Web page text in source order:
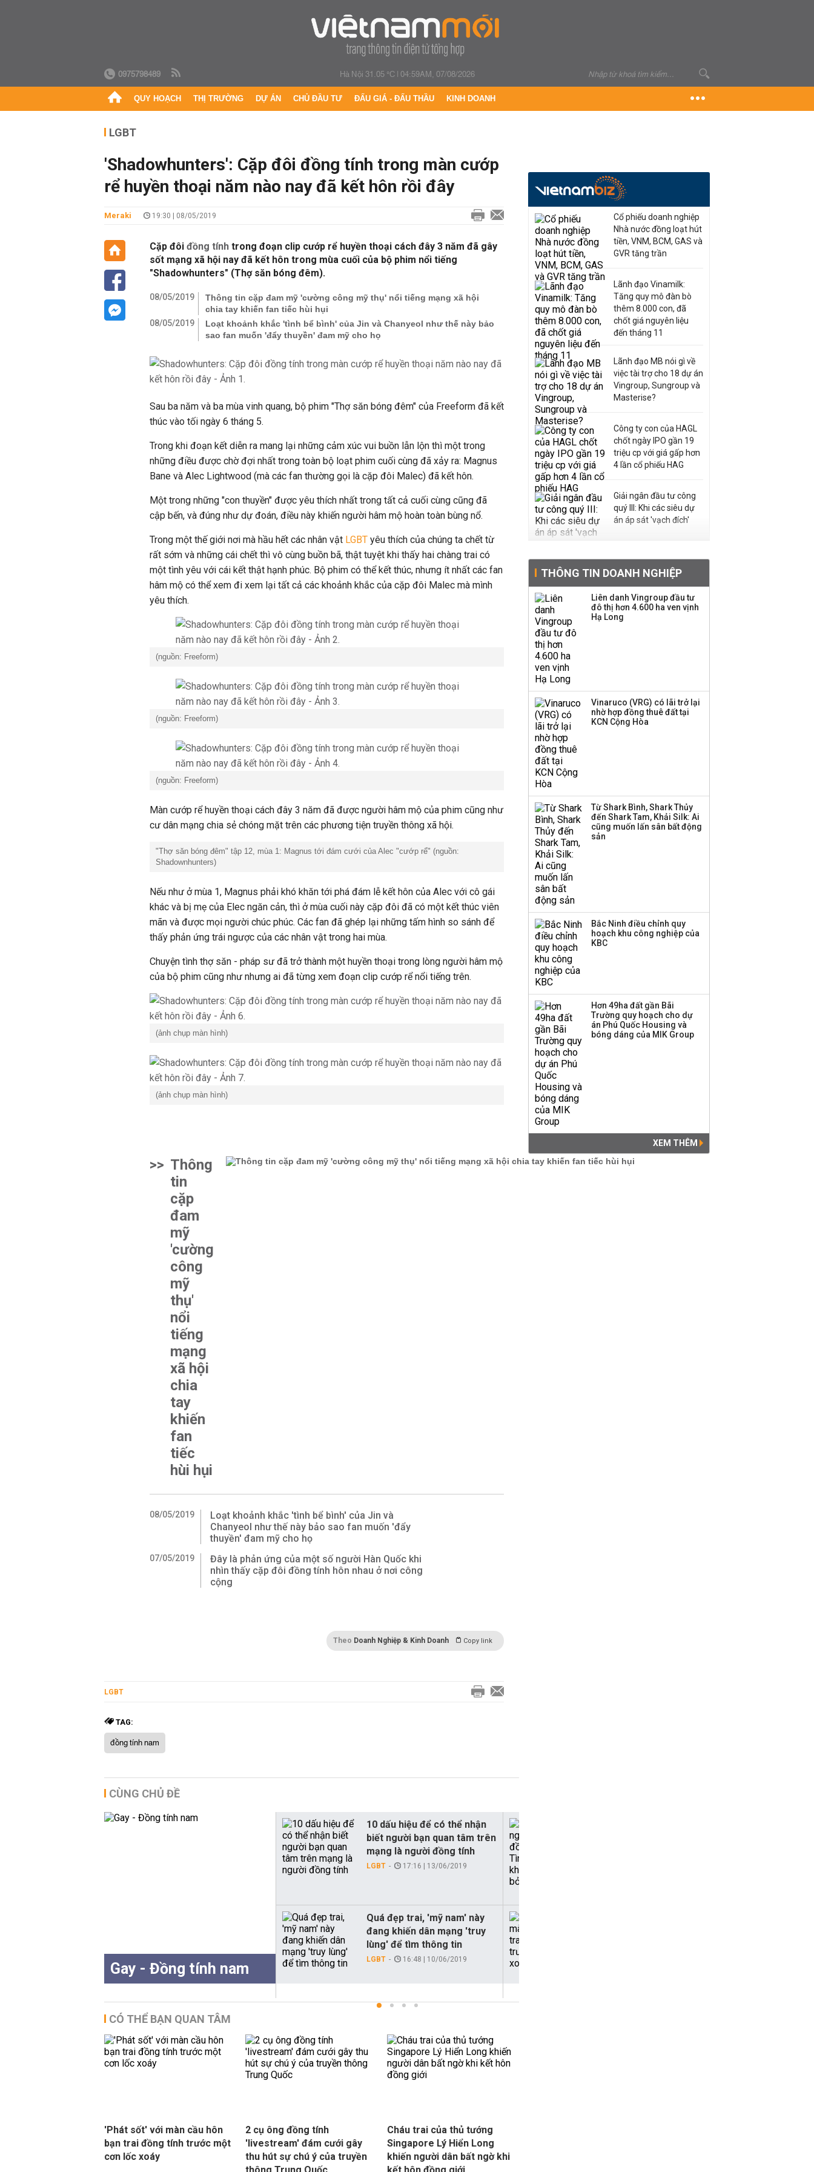
0975798489 Hà Nội 31.05 °C|04:59AM, 07/08/2026
QUY HOẠCH THỊ TRƯỜNG DỰ ÁN CHỦ ĐẦU TƯ ĐẤU GIÁ - ĐẤU THẦU KINH DOANH
LGBT
'Shadowhunters': Cặp đôi đồng tính trong màn cướp
rể huyền thoại năm nào nay đã kết hôn rồi đây
Meraki 19:30 | 08/05/2019
Cặp đôi đồng tính trong đoạn clip cướp rể huyền thoại cách đây 3 năm đã gây
sốt mạng xã hội nay đã kết hôn trong mùa cuối của bộ phim nổi tiếng
"Shadowhunters" (Thợ săn bóng đêm).
08/05/2019
Thông tin cặp đam mỹ 'cường công mỹ thụ' nổi tiếng mạng xã hội
chia tay khiến fan tiếc hùi hụi
08/05/2019
Loạt khoảnh khắc 'tình bể bình' của Jin và Chanyeol như thế này bảo
sao fan muốn 'đẩy thuyền' đam mỹ cho họ
Sau ba năm và ba mùa vinh quang, bộ phim "Thợ săn bóng đêm" của Freeform đã kết
thúc vào tối ngày 6 tháng 5.
Trong khi đoạn kết diễn ra mang lại những cảm xúc vui buồn lẫn lộn thì một trong
những điều được chờ đợi nhất trong toàn bộ loạt phim cuối cùng đã xảy ra: Magnus
Bane và Alec Lightwood (mà các fan thường gọi là cặp đôi Malec) đã kết hôn.
Một trong những "con thuyền" được yêu thích nhất trong tất cả cuối cùng cũng đã
cập bến, và đúng như dự đoán, điều này khiến người hâm mộ hoàn toàn bùng nổ.
Trong một thế giới nơi mà hầu hết các nhân vật LGBT yêu thích của chúng ta chết từ
rất sớm và những cái chết thì vô cùng buồn bã, thật tuyệt khi thấy hai chàng trai có
một tình yêu với cái kết thật hạnh phúc. Bộ phim có thể kết thúc, nhưng ít nhất các fan
hâm mộ có thể xem đi xem lại tất cả các khoảnh khắc của cặp đôi Malec mà mình
yêu thích.
(nguồn: Freeform)
(nguồn: Freeform)
(nguồn: Freeform)
Màn cướp rể huyền thoại cách đây 3 năm đã được người hâm mộ của phim cũng như
cư dân mạng chia sẻ chóng mặt trên các phương tiện truyền thông xã hội.
"Thợ săn bóng đêm" tập 12, mùa 1: Magnus tới đám cưới của Alec "cướp rể" (nguồn:
Shadownhunters)
Nếu như ở mùa 1, Magnus phải khó khăn tới phá đám lễ kết hôn của Alec với cô gái
khác và bị mẹ của Elec ngăn cản, thì ở mùa cuối này cặp đôi đã có một kết thúc viên
mãn và được mọi người chúc phúc. Các fan đã ghép lại những tấm hình so sánh để
thấy phản ứng trái ngược của các nhân vật trong hai mùa.
Chuyện tình thợ săn - pháp sư đã trở thành một huyền thoại trong lòng người hâm mộ
của bộ phim cũng như nhưng ai đã từng xem đoạn clip cướp rể nổi tiếng trên.
(ảnh chụp màn hình)
(ảnh chụp màn hình)
>> Thông
tin
cặp
đam
mỹ
'cường
công
mỹ
thụ'
nổi
tiếng
mạng
xã hội
chia
tay
khiến
fan
tiếc
hùi hụi
08/05/2019
Loạt khoảnh khắc 'tình bể bình' của Jin và
Chanyeol như thế này bảo sao fan muốn 'đẩy
thuyền' đam mỹ cho họ
07/05/2019
Đây là phản ứng của một số người Hàn Quốc khi
nhìn thấy cặp đôi đồng tính hôn nhau ở nơi công
cộng
Theo Doanh Nghiệp & Kinh Doanh Copy link
LGBT
TAG:
đồng tính nam
CÙNG CHỦ ĐỀ
Gay - Đồng tính nam
10 dấu hiệu để có thể nhận
biết người bạn quan tâm trên
mạng là người đồng tính
LGBT 17:16 | 13/06/2019
Quá đẹp trai, 'mỹ nam' này
đang khiến dân mạng 'truy
lùng' để tìm thông tin
LGBT 16:48 | 10/06/2019
CÓ THỂ BẠN QUAN TÂM
'Phát sốt' với màn cầu hôn
bạn trai đồng tính trước một
cơn lốc xoáy
2 cụ ông đồng tính
'livestream' đám cưới gây
thu hút sự chú ý của truyền
Cháu trai của thủ tướng
Singapore Lý Hiển Long
khiến người dân bất ngờ khi
Cổ phiếu doanh nghiệp
Nhà nước đồng loạt hút
tiền, VNM, BCM, GAS và
GVR tăng trần
Lãnh đạo Vinamilk:
Tăng quy mô đàn bò
thêm 8.000 con, đã
chốt giá nguyên liệu
đến tháng 11
Lãnh đạo MB nói gì về
việc tài trợ cho 18 dự án
Vingroup, Sungroup và
Masterise?
Công ty con của HAGL
chốt ngày IPO gần 19
triệu cp với giá gấp hơn
4 lần cổ phiếu HAG
Giải ngân đầu tư công
quý III: Khi các siêu dự
án áp sát 'vạch đích'
triển quỹ hưu trí: Từ tiết
kiệm gia đình thành
nguồn cấp vốn dài hạn
và kinh nghiệm từ
Malaysia
Iran xem xét cấm tàu
VPBankS xin từ nhiệm
THÔNG TIN DOANH NGHIỆP
Liên danh Vingroup đầu tư
đô thị hơn 4.600 ha ven vịnh
Hạ Long
Vinaruco (VRG) có lãi trở lại
nhờ hợp đồng thuê đất tại
KCN Cộng Hòa
Từ Shark Bình, Shark Thủy
đến Shark Tam, Khải Silk: Ai
cũng muốn lấn sân bất động
sản
Bắc Ninh điều chỉnh quy
hoạch khu công nghiệp của
KBC
Hơn 49ha đất gần Bãi
Trường quy hoạch cho dự
án Phú Quốc Housing và
bóng dáng của MIK Group
XEM THÊM